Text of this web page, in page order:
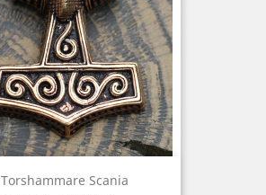
Torshammare Scania